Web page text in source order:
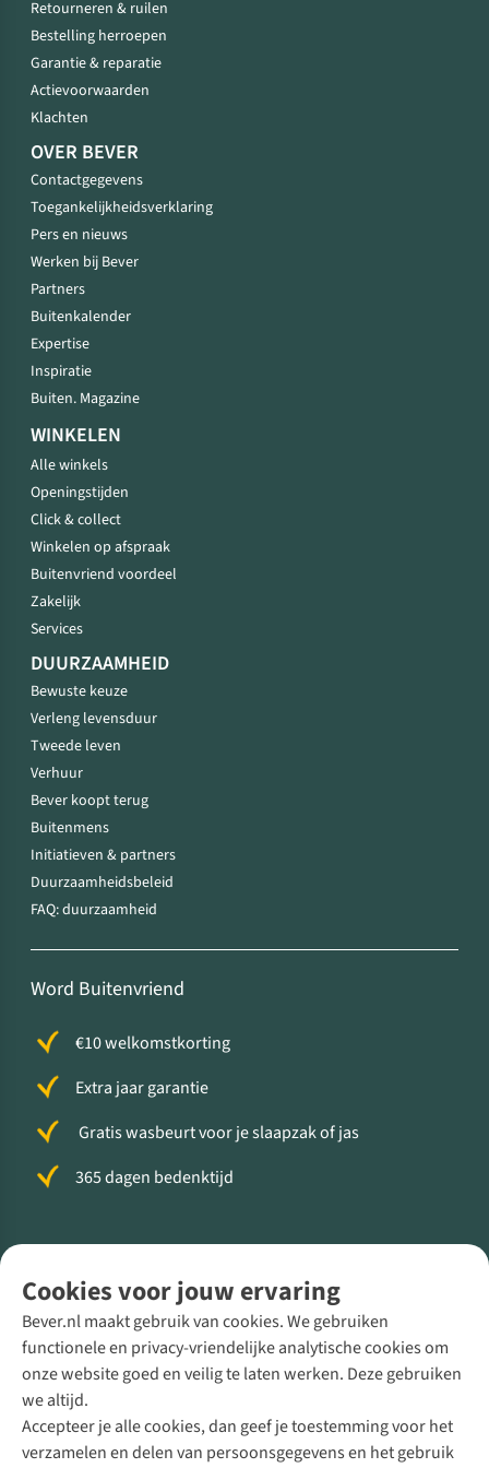
Cookies voor jouw ervaring
Bever.nl maakt gebruik van cookies. We gebruiken
functionele en privacy-vriendelijke analytische cookies om
onze website goed en veilig te laten werken. Deze gebruiken
we altijd.
Accepteer je alle cookies, dan geef je toestemming voor het
verzamelen en delen van persoonsgegevens en het gebruik
Retourneren & ruilen
Bestelling herroepen
Garantie & reparatie
Actievoorwaarden
Klachten
OVER BEVER
Contactgegevens
Toegankelijkheidsverklaring
Pers en nieuws
Werken bij Bever
Partners
Buitenkalender
Expertise
Inspiratie
Buiten. Magazine
WINKELEN
Alle winkels
Openingstijden
Click & collect
Winkelen op afspraak
Buitenvriend voordeel
Zakelijk
Services
DUURZAAMHEID
Bewuste keuze
Verleng levensduur
Tweede leven
Verhuur
Bever koopt terug
Buitenmens
Initiatieven & partners
Duurzaamheidsbeleid
FAQ: duurzaamheid
Word Buitenvriend
€10 welkomstkorting
Extra jaar garantie
Gratis wasbeurt voor je slaapzak of jas
365 dagen bedenktijd
Direct advies van een Buitenexpert
+31 (0)85 888 50 88